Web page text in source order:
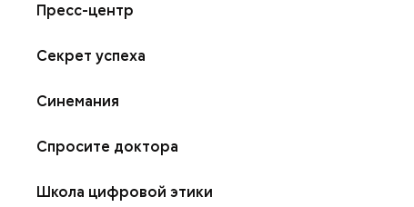
Пресс-центр
Секрет успеха
Синемания
Спросите доктора
Школа цифровой этики